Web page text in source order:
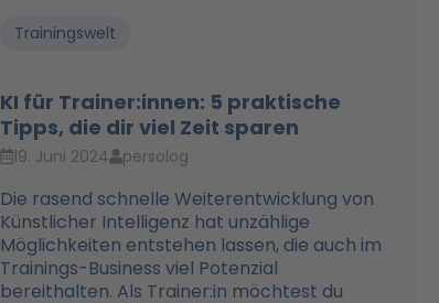
Trainingswelt
KI für Trainer:innen: 5 praktische
Tipps, die dir viel Zeit sparen
19. Juni 2024 persolog
Die rasend schnelle Weiterentwicklung von
Künstlicher Intelligenz hat unzählige
Möglichkeiten entstehen lassen, die auch im
Trainings-Business viel Potenzial
bereithalten. Als Trainer:in möchtest du